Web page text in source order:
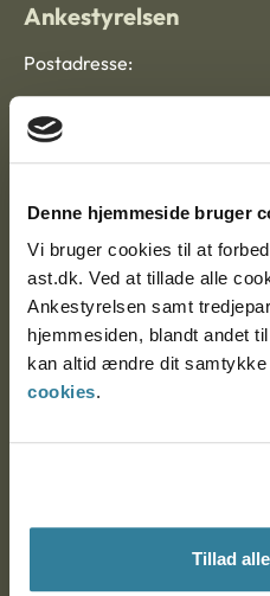
Denne hjemmeside bruger
Vi bruger cookies til at
ast.dk. Ved at tillade alle
Ankestyrelsen samt
hjemmesiden, blandt andet
kan altid ændre dit samtykke
cookies.
Tillad
Ankestyrelsen
Postadresse:
Nytorv 7, 2. sal
9000 Aalborg
Ankestyrelsen København
EAN: 57 98 000 35 48 21
Om Ankestyrelsen